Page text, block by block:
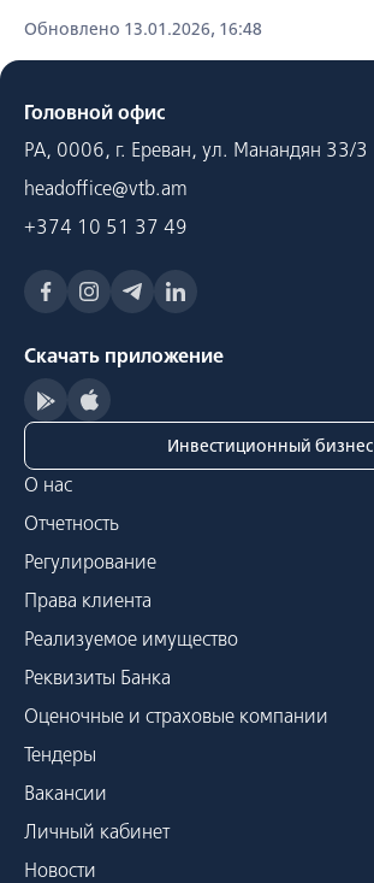
Обновлено 13.01.2026, 16:48
Головной офис
РА, 0006, г. Ереван, ул. Манандян 33/3
headoffice@vtb.am
+374 10 51 37 49
Скачать приложение
Инвестиционный бизнес
О нас
Отчетность
Регулирование
Права клиента
Реализуемое имущество
Реквизиты Банка
Оценочные и страховые компании
Тендеры
Вакансии
Личный кабинет
Новости